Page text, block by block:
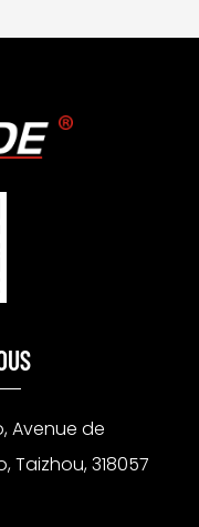
Avenue de
Taizhou, 318057